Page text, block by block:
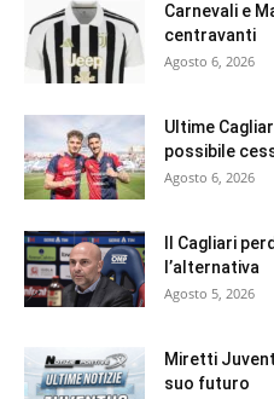
Carnevali e
centravanti
Agosto 6, 2026
Ultime
possibile
Agosto 6, 2026
Il Cagliari
l’alternativa
Agosto 5, 2026
Miretti
suo futuro